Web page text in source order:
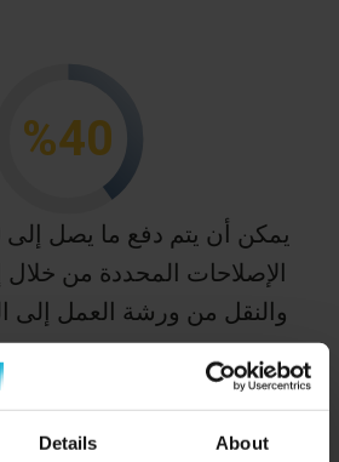
Details About
40
%
الإصلاحات المحددة من خلال
والنقل من ورشة العمل إلى